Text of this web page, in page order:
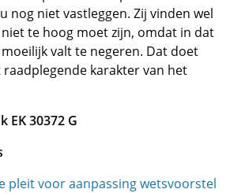
nog niet vastleggen. Zij vinden wel
te hoog moet zijn, omdat in dat
valt te negeren. Dat doet
karakter van het
EK 30372 G
pleit voor aanpassing wetsvoorstel